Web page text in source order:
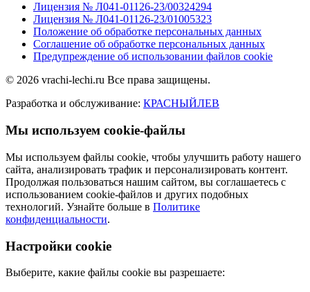
Лицензия № Л041-01126-23/00324294
Лицензия № Л041-01126-23/01005323
Положение об обработке персональных данных
Соглашение об обработке персональных данных
Предупреждение об использовании файлов cookie
© 2026 vrachi-lechi.ru Все права защищены.
Разработка и обслуживание: КРАСНЫЙЛЕВ
Мы используем cookie-файлы
Мы используем файлы cookie, чтобы улучшить работу нашего
сайта, анализировать трафик и персонализировать контент.
Продолжая пользоваться нашим сайтом, вы соглашаетесь с
использованием cookie-файлов и других подобных
технологий. Узнайте больше в Политике
конфиденциальности.
Настройки cookie
Выберите, какие файлы cookie вы разрешаете: